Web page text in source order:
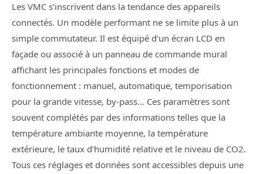
Les VMC s’inscrivent dans la tendance des appareils
connectés. Un modèle performant ne se limite plus à un
simple commutateur. Il est équipé d’un écran LCD en
façade ou associé à un panneau de commande mural
affichant les principales fonctions et modes de
fonctionnement : manuel, automatique, temporisation
pour la grande vitesse, by-pass… Ces paramètres sont
souvent complétés par des informations telles que la
température ambiante moyenne, la température
extérieure, le taux d’humidité relative et le niveau de CO2.
Tous ces réglages et données sont accessibles depuis une